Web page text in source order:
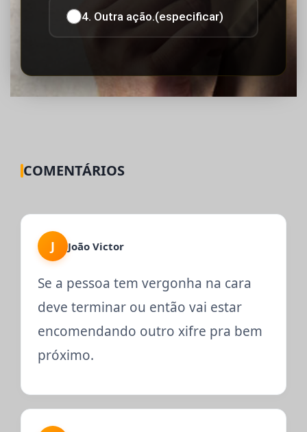
4. Outra ação.(especificar)
COMENTÁRIOS
J João Victor
Se a pessoa tem vergonha na cara
deve terminar ou então vai estar
encomendando outro xifre pra bem
próximo.